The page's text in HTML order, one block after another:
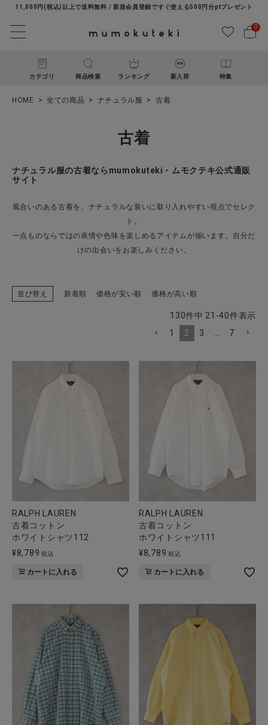
11,000円(税込)以上で送料無料 / 新規会員登録ですぐ使える500円分ptプレゼント
0
カテゴリ 商品検索 ランキング 新入荷 特集
ようこそ ゲスト 様
新規会員登録
ファッション雑貨
ギフト
ブランド
全ての商品
CONTENTS
ご利用ガイド
お問い合わせ
ショップリスト
HOME 全ての商品 ナチュラル服 古着
古着
ナチュラル服の古着ならmumokuteki - ムモクテキ公式通販
サイト
風合いのある古着を、ナチュラルな装いに取り入れやすい視点でセレク
ト。
一点ものならではの表情や色味を楽しめるアイテムが揃います。自分だ
けの出会いをお楽しみください。
並び替え 新着順 価格が安い順 価格が高い順
130件中 21 -40件表示
1
2 3 7
RALPH LAUREN
古着コットン
ホワイトシャツ112
¥8,789 税込
カートに入れる
RALPH LAUREN
古着コットン
ホワイトシャツ111
¥8,789 税込
カートに入れる